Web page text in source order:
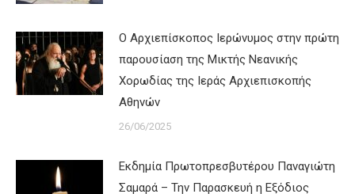
Ο Αρχιεπίσκοπος Ιερώνυμος στην πρώτη
παρουσίαση της Μικτής Νεανικής
Χορωδίας της Ιεράς Αρχιεπισκοπής
Αθηνών
26/06/2025
Εκδημία Πρωτοπρεσβυτέρου Παναγιώτη
Σαμαρά – Την Παρασκευή η Εξόδιος